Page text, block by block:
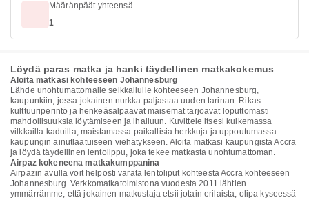
Määränpäät yhteensä
1
Löydä paras matka ja hanki täydellinen matkakokemus
Aloita matkasi kohteeseen Johannesburg
Lähde unohtumattomalle seikkailulle kohteeseen Johannesburg,
kaupunkiin, jossa jokainen nurkka paljastaa uuden tarinan. Rikas
kulttuuriperintö ja henkeäsalpaavat maisemat tarjoavat loputtomasti
mahdollisuuksia löytämiseen ja ihailuun. Kuvittele itsesi kulkemassa
vilkkailla kaduilla, maistamassa paikallisia herkkuja ja uppoutumassa
kaupungin ainutlaatuiseen viehätykseen. Aloita matkasi kaupungista Accra
ja löydä täydellinen lentolippu, joka tekee matkasta unohtumattoman.
Airpaz kokeneena matkakumppanina
Airpazin avulla voit helposti varata lentoliput kohteesta Accra kohteeseen
Johannesburg. Verkkomatkatoimistona vuodesta 2011 lähtien
ymmärrämme, että jokainen matkustaja etsii jotain erilaista, olipa kyseessä